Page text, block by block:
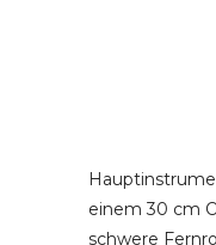
einem 30 cm
schwere